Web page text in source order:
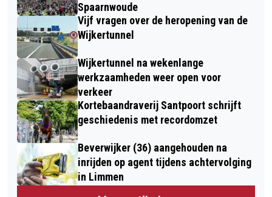
Spaarnwoude
Vijf vragen over de heropening van de
Wijkertunnel
Wijkertunnel na wekenlange
werkzaamheden weer open voor
verkeer
Kortebaandraverij Santpoort schrijft
geschiedenis met recordomzet
Beverwijker (36) aangehouden na
inrijden op agent tijdens achtervolging
in Limmen